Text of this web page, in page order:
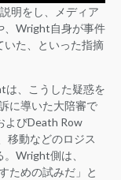
明をし、メディア
、Wright自身が事件
いた、といった指摘
は、こうした疑惑を
に導いた大陪審で
よびDeath Row
移動などのロジス
Wright側は、
ための試みだ」と